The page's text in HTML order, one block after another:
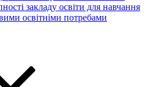
закладу освіти для навчання
освітніми потребами